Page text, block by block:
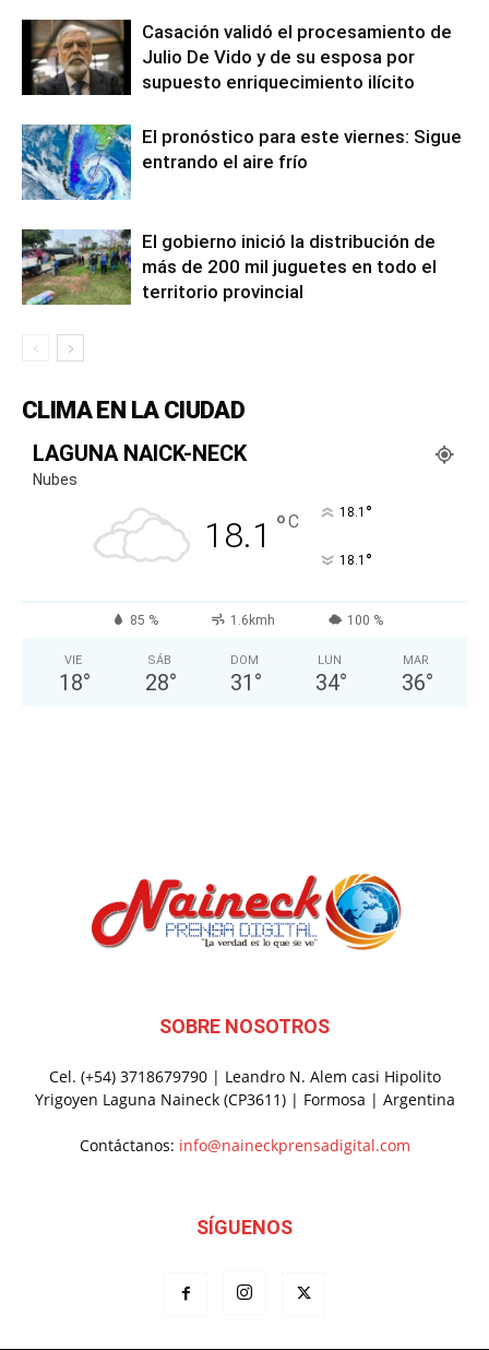
Casación validó el procesamiento de
Julio De Vido y de su esposa por
supuesto enriquecimiento ilícito
El pronóstico para este viernes: Sigue
entrando el aire frío
El gobierno inició la distribución de
más de 200 mil juguetes en todo el
territorio provincial
CLIMA EN LA CIUDAD
LAGUNA NAICK-NECK
Nubes
18.1 °C 18.1 °
18.1 °
85 % 1.6kmh 100 %
VIE
18°
SÁB
28°
DOM
31 °
LUN
34°
MAR
36°
SOBRE NOSOTROS
Cel. (+54) 3718679790 | Leandro N. Alem casi Hipolito
Yrigoyen Laguna Naineck (CP3611) | Formosa | Argentina
Contáctanos: info@naineckprensadigital.com
SÍGUENOS